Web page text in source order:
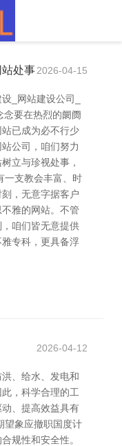
处事2026-04-15
_网站建设公司_
念要在热烈的阛阓
已成为必不行少
公司，咱们努力
立与珍视处事，
一支教会丰富、时
，无意字据客户
雅的网站。不管
咱们皆无意提供
专科，更具备浮
2026-04-12
、给水、发电和
，科学合理的工
、提高效益具有
望象应撤职国度计
规性和安全性。